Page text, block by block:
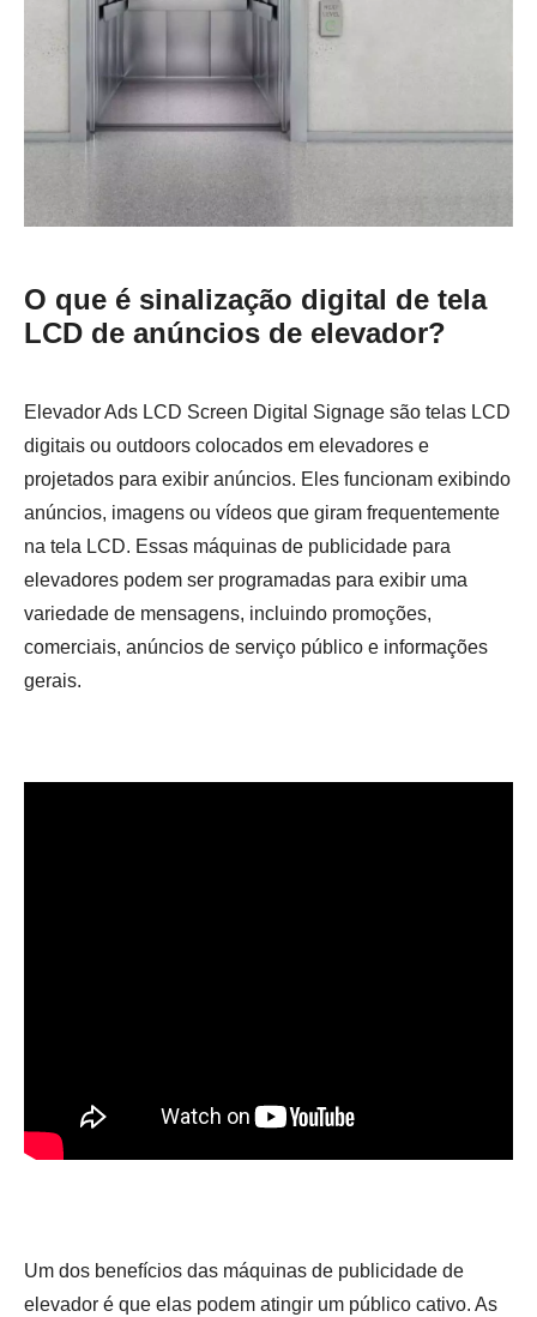
O que é sinalização digital de tela
LCD de anúncios de elevador?
Elevador Ads LCD Screen Digital Signage são telas LCD
digitais ou outdoors colocados em elevadores e
projetados para exibir anúncios. Eles funcionam exibindo
anúncios, imagens ou vídeos que giram frequentemente
na tela LCD. Essas máquinas de publicidade para
elevadores podem ser programadas para exibir uma
variedade de mensagens, incluindo promoções,
comerciais, anúncios de serviço público e informações
gerais.
Um dos benefícios das máquinas de publicidade de
elevador é que elas podem atingir um público cativo. As